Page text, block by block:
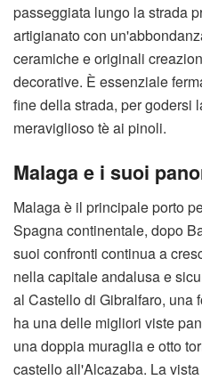
passeggiata lungo la strada
artigianato con
ceramiche e originali
decorative. È essenziale
fine della strada, per godersi
meraviglioso tè ai pinoli.
Malaga e i suoi
Malaga è il principale porto
Spagna continentale, dopo
suoi confronti continua a
nella capitale andalusa e
al Castello di Gibralfaro, una
ha una delle migliori viste
una doppia muraglia e otto
castello all'Alcazaba. La